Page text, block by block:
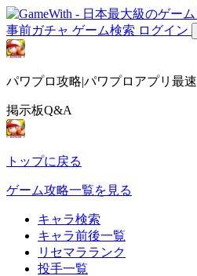
事前ガチャ ゲーム検索 ログイン
パワプロ攻略|パワプロアプリ最
掲示板Q&A
トップに戻る
ゲーム攻略一覧を見る
キャラ検索
キャラ前後一覧
リセマラランク
投手一覧